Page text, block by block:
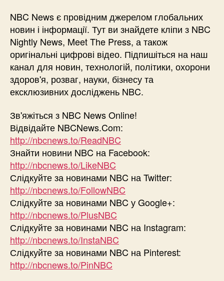
NBC News є провідним джерелом глобальних
новин і інформації. Тут ви знайдете кліпи з NBC
Nightly News, Meet The Press, а також
оригінальні цифрові відео. Підпишіться на наш
канал для новин, технологій, політики, охорони
здоров'я, розваг, науки, бізнесу та
ексклюзивних досліджень NBC.
Зв'яжіться з NBC News Online!
Відвідайте NBCNews.Com:
http://nbcnews.to/ReadNBC
Знайти новини NBC на Facebook:
http://nbcnews.to/LikeNBC
Слідкуйте за новинами NBC на Twitter:
http://nbcnews.to/FollowNBC
Слідкуйте за новинами NBC у Google+:
http://nbcnews.to/PlusNBC
Слідкуйте за новинами NBC на Instagram:
http://nbcnews.to/InstaNBC
Слідкуйте за новинами NBC на Pinterest:
http://nbcnews.to/PinNBC